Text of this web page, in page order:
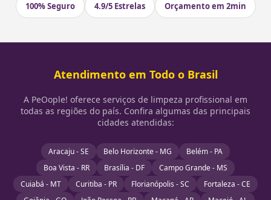
100% Seguro 4.9/5 Estrelas Orçamento em 2min
Atendimento em Todo o Brasil
A PeOople! oferece serviços de limpeza profissional em
todas as regiões do país. Confira algumas das principais
cidades atendidas:
Aracaju - SE Belo Horizonte - MG
Belém - PA
Boa Vista - RR
Brasília - DF
Campo Grande - MS
Cuiabá - MT
Curitiba - PR Florianópolis - SC
Fortaleza - CE